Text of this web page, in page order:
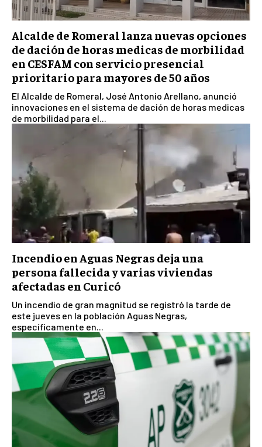
Alcalde de Romeral lanza nuevas opciones
de dación de horas medicas de morbilidad
en CESFAM con servicio presencial
prioritario para mayores de 50 años
El Alcalde de Romeral, José Antonio Arellano, anunció
innovaciones en el sistema de dación de horas medicas
de morbilidad para el...
Incendio en Aguas Negras deja una
persona fallecida y varias viviendas
afectadas en Curicó
Un incendio de gran magnitud se registró la tarde de
este jueves en la población Aguas Negras,
específicamente en...